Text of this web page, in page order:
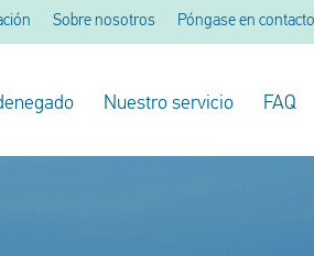
Sobre nosotros Póngase en
Nuestro servicio FAQ